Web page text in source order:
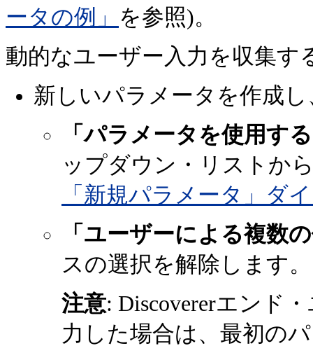
ータの例」 を参照)。
動的なユーザー入力を収集す
新しいパラメータを作成
「パラメータを使用す
ップダウン・リストか
「新規パラメータ」ダ
「ユーザーによる複数
スの選択を解除します。
注意: Discovererエンド
力した場合は、最初の